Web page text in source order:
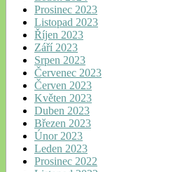
Prosinec 2023
Listopad 2023
Říjen 2023
Září 2023
Srpen 2023
Červenec 2023
Červen 2023
Květen 2023
Duben 2023
Březen 2023
Únor 2023
Leden 2023
Prosinec 2022